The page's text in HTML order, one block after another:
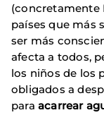
(concretamente
países que más
ser más
afecta a todos,
los niños de los
obligados a
para acarrear